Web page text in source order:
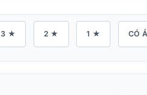
3 ★ 2 ★ 1 ★ CÓ